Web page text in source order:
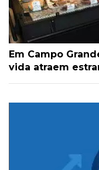
Em Campo
vida atraem